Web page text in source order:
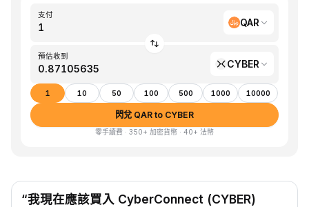
支付
QAR
預估收到
CYBER
1 10 50 100 500 1000 10000
閃兌 QAR to CYBER
零手續費 · 350+ 加密貨幣 · 40+ 法幣
“我現在應該買入 CyberConnect (CYBER)